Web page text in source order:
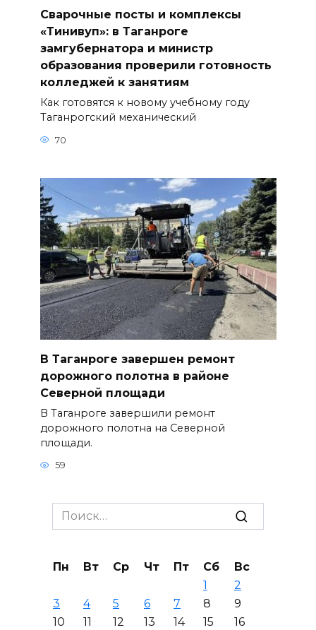
Сварочные посты и комплексы
«Тинивуп»: в Таганроге
замгубернатора и министр
образования проверили готовность
колледжей к занятиям
Как готовятся к новому учебному году
Таганрогский механический
70
В Таганроге завершен ремонт
дорожного полотна в районе
Северной площади
В Таганроге завершили ремонт
дорожного полотна на Северной
площади.
59
Search
for:
Пн Вт Ср Чт Пт Сб
Вс
1
2
3
4 5 6 7 8
9
10
11 12 13 14 15
16